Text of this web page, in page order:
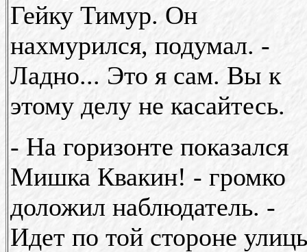
Гейку Тимур. Он
нахмурился, подумал. -
Ладно... Это я сам. Вы к
этому делу не касайтесь.
- На горизонте показался
Мишка Квакин! - громко
доложил наблюдатель. -
Идет по той стороне